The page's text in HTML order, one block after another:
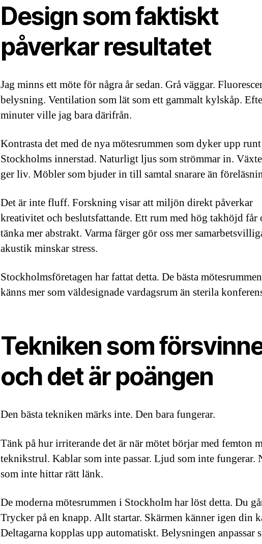
Design som faktiskt
påverkar resultatet
Jag minns ett möte för några år sedan. Grå väggar.
belysning. Ventilation som lät som ett gammalt kylskåp.
minuter ville jag bara därifrån.
Kontrasta det med de nya mötesrummen som dyker upp runt
Stockholms innerstad. Naturligt ljus som strömmar in.
ger liv. Möbler som bjuder in till samtal snarare än
Det är inte fluff. Forskning visar att miljön direkt påverkar
kreativitet och beslutsfattande. Ett rum med hög takhöjd får
tänka mer abstrakt. Varma färger gör oss mer
akustik minskar stress.
Stockholmsföretagen har fattat detta. De bästa
känns mer som väldesignade vardagsrum än sterila
Tekniken som
och det är poängen
Den bästa tekniken märks inte. Den bara fungerar.
Tänk på hur irriterande det är när mötet börjar med femton
teknikstrul. Kablar som inte passar. Ljud som inte fungerar.
som inte hittar rätt länk.
De moderna mötesrummen i Stockholm har löst detta. Du
Trycker på en knapp. Allt startar. Skärmen känner igen din
Deltagarna kopplas upp automatiskt. Belysningen anpassar